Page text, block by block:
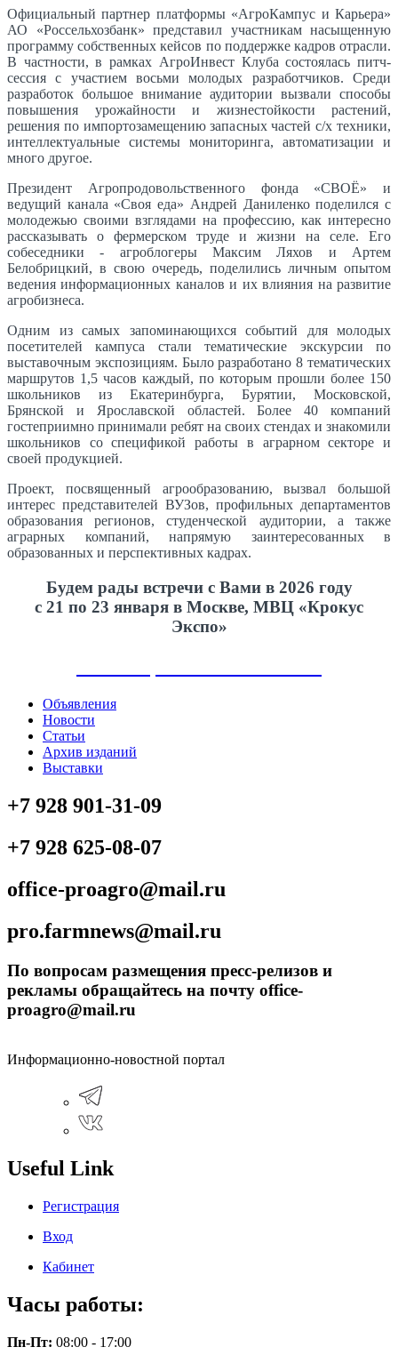
Официальный партнер платформы «АгроКампус и Карьера»
АО «Россельхозбанк» представил участникам насыщенную
программу собственных кейсов по поддержке кадров отрасли.
В частности, в рамках АгроИнвест Клуба состоялась питч-
сессия с участием восьми молодых разработчиков. Среди
разработок большое внимание аудитории вызвали способы
повышения урожайности и жизнестойкости растений,
решения по импортозамещению запасных частей с/х техники,
интеллектуальные системы мониторинга, автоматизации и
много другое.
Президент Агропродовольственного фонда «СВОЁ» и
ведущий канала «Своя еда» Андрей Даниленко поделился с
молодежью своими взглядами на профессию, как интересно
рассказывать о фермерском труде и жизни на селе. Его
собеседники - агроблогеры Максим Ляхов и Артем
Белобрицкий, в свою очередь, поделились личным опытом
ведения информационных каналов и их влияния на развитие
агробизнеса.
Одним из самых запоминающихся событий для молодых
посетителей кампуса стали тематические экскурсии по
выставочным экспозициям. Было разработано 8 тематических
маршрутов 1,5 часов каждый, по которым прошли более 150
школьников из Екатеринбурга, Бурятии, Московской,
Брянской и Ярославской областей. Более 40 компаний
гостеприимно принимали ребят на своих стендах и знакомили
школьников со спецификой работы в аграрном секторе и
своей продукцией.
Проект, посвященный агрообразованию, вызвал большой
интерес представителей ВУЗов, профильных департаментов
образования регионов, студенческой аудитории, а также
аграрных компаний, напрямую заинтересованных в
образованных и перспективных кадрах.
Будем рады встречи с Вами в 2026 году
с 21 по 23 января в Москве, МВЦ «Крокус
Экспо»
Объявления
Новости
Статьи
Архив изданий
Выставки
+7 928 901-31-09
+7 928 625-08-07
office-proagro@mail.ru
pro.farmnews@mail.ru
По вопросам размещения пресс-релизов и
рекламы обращайтесь на почту office-
proagro@mail.ru
Информационно-новостной портал
Useful Link
Регистрация
Вход
Кабинет
Часы работы:
Пн-Пт: 08:00 - 17:00